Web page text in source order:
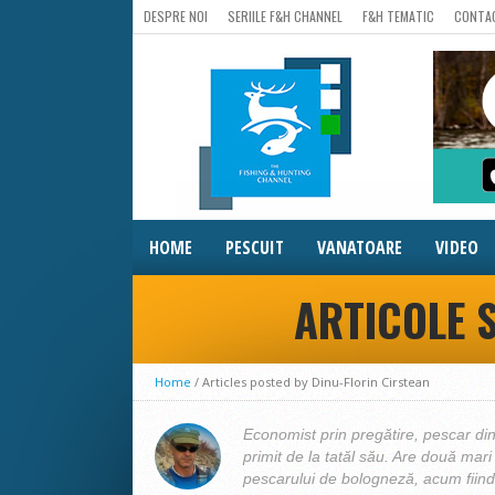
DESPRE NOI SERIILE F&H CHANNEL F&H TEMATIC
HOME PESCUIT VANATOARE VIDEO
ARTICOLE
Home / Articles posted by Dinu-Florin Cirstean
Economist prin pregătire, pescar
primit de la tatăl său. Are două
pescarului de bologneză, acum